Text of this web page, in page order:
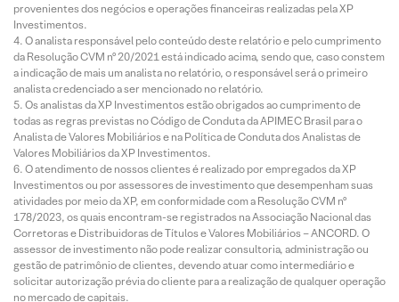
provenientes dos negócios e operações financeiras realizadas pela XP
Investimentos.
O analista responsável pelo conteúdo deste relatório e pelo cumprimento
da Resolução CVM nº 20/2021 está indicado acima, sendo que, caso constem
a indicação de mais um analista no relatório, o responsável será o primeiro
analista credenciado a ser mencionado no relatório.
Os analistas da XP Investimentos estão obrigados ao cumprimento de
todas as regras previstas no Código de Conduta da APIMEC Brasil para o
Analista de Valores Mobiliários e na Política de Conduta dos Analistas de
Valores Mobiliários da XP Investimentos.
O atendimento de nossos clientes é realizado por empregados da XP
Investimentos ou por assessores de investimento que desempenham suas
atividades por meio da XP, em conformidade com a Resolução CVM nº
178/2023, os quais encontram-se registrados na Associação Nacional das
Corretoras e Distribuidoras de Títulos e Valores Mobiliários – ANCORD. O
assessor de investimento não pode realizar consultoria, administração ou
gestão de patrimônio de clientes, devendo atuar como intermediário e
solicitar autorização prévia do cliente para a realização de qualquer operação
no mercado de capitais.